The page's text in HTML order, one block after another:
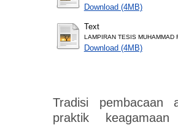
Download (4MB)
Text
LAMPIRAN TESIS MUHAMMAD
Download (4MB)
Tradisi pembacaan
praktik